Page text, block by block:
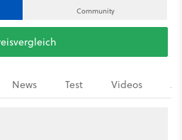
Community
News Test Videos